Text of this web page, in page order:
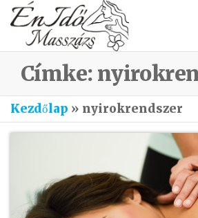
Veszprém
Címke:
Kezdőlap » nyirokrendszer